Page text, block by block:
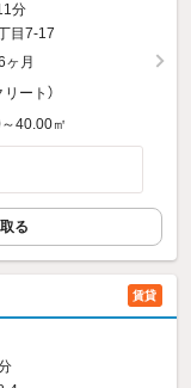
分
目7-17
ヶ月
ート）
40.00㎡
る
賃貸